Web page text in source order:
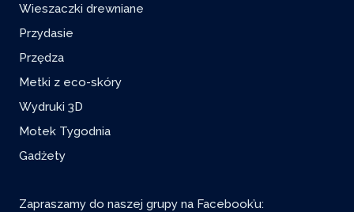
Wieszaczki drewniane
Przydasie
Przędza
Metki z eco-skóry
Wydruki 3D
Motek Tygodnia
Gadżety
Zapraszamy do naszej grupy na Facebook’u: